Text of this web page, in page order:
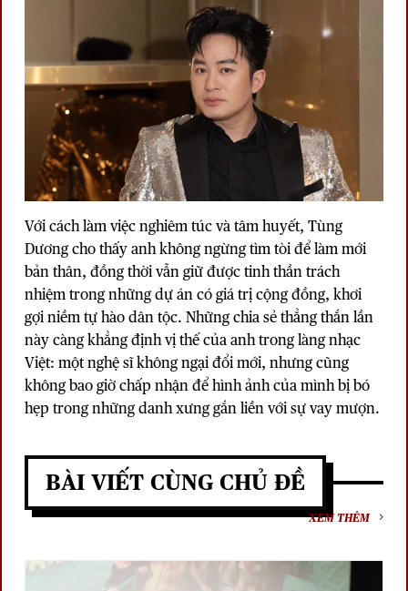
Với cách làm việc nghiêm túc và tâm huyết, Tùng
Dương cho thấy anh không ngừng tìm tòi để làm mới
bản thân, đồng thời vẫn giữ được tinh thần trách
nhiệm trong những dự án có giá trị cộng đồng, khơi
gợi niềm tự hào dân tộc. Những chia sẻ thẳng thắn lần
này càng khẳng định vị thế của anh trong làng nhạc
Việt: một nghệ sĩ không ngại đổi mới, nhưng cũng
không bao giờ chấp nhận để hình ảnh của mình bị bó
hẹp trong những danh xưng gắn liền với sự vay mượn.
BÀI VIẾT CÙNG CHỦ ĐỀ
XEM THÊM